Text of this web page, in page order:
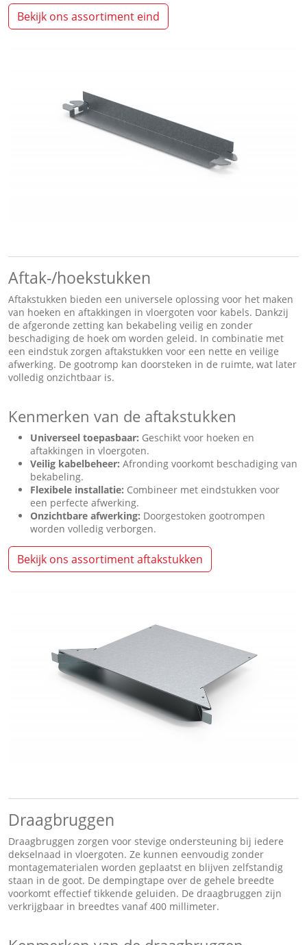
Bekijk ons assortiment eind
Aftak-/hoekstukken
Aftakstukken bieden een universele oplossing voor het maken
van hoeken en aftakkingen in vloergoten voor kabels. Dankzij
de afgeronde zetting kan bekabeling veilig en zonder
beschadiging de hoek om worden geleid. In combinatie met
een eindstuk zorgen aftakstukken voor een nette en veilige
afwerking. De gootromp kan doorsteken in de ruimte, wat later
volledig onzichtbaar is.
Kenmerken van de aftakstukken
Universeel toepasbaar: Geschikt voor hoeken en
aftakkingen in vloergoten.
Veilig kabelbeheer: Afronding voorkomt beschadiging van
bekabeling.
Flexibele installatie: Combineer met eindstukken voor
een perfecte afwerking.
Onzichtbare afwerking: Doorgestoken gootrompen
worden volledig verborgen.
Bekijk ons assortiment aftakstukken
Draagbruggen
Draagbruggen zorgen voor stevige ondersteuning bij iedere
dekselnaad in vloergoten. Ze kunnen eenvoudig zonder
montagematerialen worden geplaatst en blijven zelfstandig
staan in de goot. De dempingtape over de gehele breedte
voorkomt effectief tikkende geluiden. De draagbruggen zijn
verkrijgbaar in breedtes vanaf 400 millimeter.